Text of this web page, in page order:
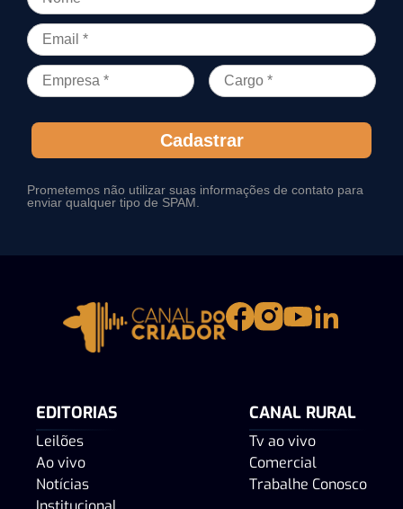
Cadastrar
Prometemos não utilizar suas informações de contato para
enviar qualquer tipo de SPAM.
EDITORIAS
Leilões
Ao vivo
Notícias
CANAL RURAL
Tv ao vivo
Comercial
Trabalhe Conosco